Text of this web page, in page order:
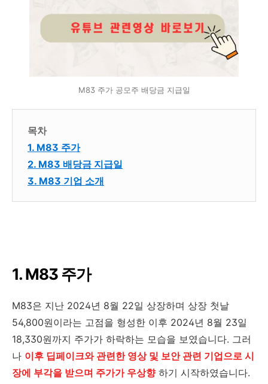
M83 주가 공모주 배당금 지급일
목차
1. M83 주가
2. M83 배당금 지급일
3. M83 기업 소개
1. M83 주가
M83은 지난 2024년 8월 22일 상장하며 상장 첫날
54,800원이라는 고점을 형성한 이후 2024년 8월 23일
18,330원까지 주가가 하락하는 모습을 보였습니다. 그러
나 이후 딥페이크와 관련한 영상 및 보안 관련 기업으로 시
장에 부각을 받으며 주가가 우상향하기 시작하였습니다.